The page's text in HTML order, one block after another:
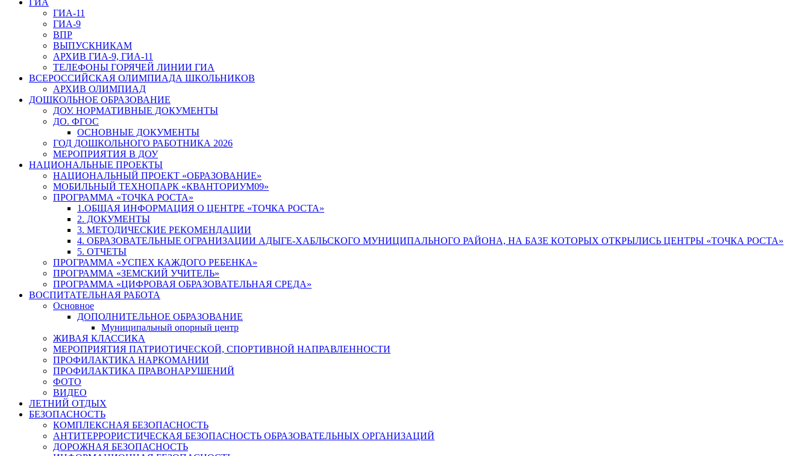
ГИА
ГИА-11
ГИА-9
ВПР
ВЫПУСКНИКАМ
АРХИВ ГИА-9, ГИА-11
ТЕЛЕФОНЫ ГОРЯЧЕЙ ЛИНИИ ГИА
ВСЕРОССИЙСКАЯ ОЛИМПИАДА ШКОЛЬНИКОВ
АРХИВ ОЛИМПИАД
ДОШКОЛЬНОЕ ОБРАЗОВАНИЕ
ДОУ. НОРМАТИВНЫЕ ДОКУМЕНТЫ
ДО. ФГОС
ОСНОВНЫЕ ДОКУМЕНТЫ
ГОД ДОШКОЛЬНОГО РАБОТНИКА 2026
МЕРОПРИЯТИЯ В ДОУ
НАЦИОНАЛЬНЫЕ ПРОЕКТЫ
НАЦИОНАЛЬНЫЙ ПРОЕКТ «ОБРАЗОВАНИЕ»
МОБИЛЬНЫЙ ТЕХНОПАРК «КВАНТОРИУМ09»
ПРОГРАММА «ТОЧКА РОСТА»
1.ОБЩАЯ ИНФОРМАЦИЯ О ЦЕНТРЕ «ТОЧКА РОСТА»
2. ДОКУМЕНТЫ
3. МЕТОДИЧЕСКИЕ РЕКОМЕНДАЦИИ
4. ОБРАЗОВАТЕЛЬНЫЕ ОГРАНИЗАЦИИ АДЫГЕ-ХАБЛЬСКОГО МУНИЦИПАЛЬНОГО РАЙОНА, НА БАЗЕ КОТОРЫХ ОТКРЫЛИСЬ ЦЕНТРЫ «ТОЧКА РОСТА»
5. ОТЧЕТЫ
ПРОГРАММА «УСПЕХ КАЖДОГО РЕБЕНКА»
ПРОГРАММА «ЗЕМСКИЙ УЧИТЕЛЬ»
ПРОГРАММА «ЦИФРОВАЯ ОБРАЗОВАТЕЛЬНАЯ СРЕДА»
ВОСПИТАТЕЛЬНАЯ РАБОТА
Основное
ДОПОЛНИТЕЛЬНОЕ ОБРАЗОВАНИЕ
Муниципальный опорный центр
ЖИВАЯ КЛАССИКА
МЕРОПРИЯТИЯ ПАТРИОТИЧЕСКОЙ, СПОРТИВНОЙ НАПРАВЛЕННОСТИ
ПРОФИЛАКТИКА НАРКОМАНИИ
ПРОФИЛАКТИКА ПРАВОНАРУШЕНИЙ
ФОТО
ВИДЕО
ЛЕТНИЙ ОТДЫХ
БЕЗОПАСНОСТЬ
КОМПЛЕКСНАЯ БЕЗОПАСНОСТЬ
АНТИТЕРРОРИСТИЧЕСКАЯ БЕЗОПАСНОСТЬ ОБРАЗОВАТЕЛЬНЫХ ОРГАНИЗАЦИЙ
ДОРОЖНАЯ БЕЗОПАСНОСТЬ